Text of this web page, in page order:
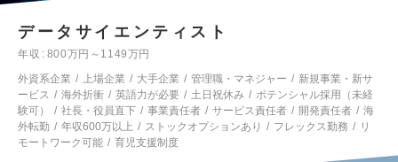
データサイエンティスト
年収
800万円～1149万円
外資系企業
上場企業 大手企業 管理職・マネジャー
新規事業・新サ
ービス
海外折衝 英語力が必要 土日祝休み
ポテンシャル採用（未経
験可）
社長・役員直下 事業責任者 サービス責任者 開発責任者
海
外転勤
年収600万以上 ストックオプションあり フレックス勤務
リ
モートワーク可能
育児支援制度